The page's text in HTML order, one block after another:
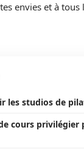
envies et à tous
les studios de
cours privilégier